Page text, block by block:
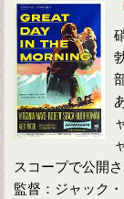
スコープで公開
監督：ジャック